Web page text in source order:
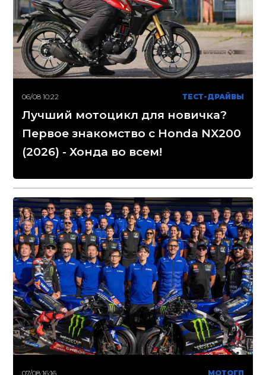
06/08 10:22 ТЕСТ-ДРАЙВЫ
Лучший мотоцикл для новичка?
Первое знакомство с Honda NX200
(2026) - Хонда во всем!
07/08 16:16 МОТОГП